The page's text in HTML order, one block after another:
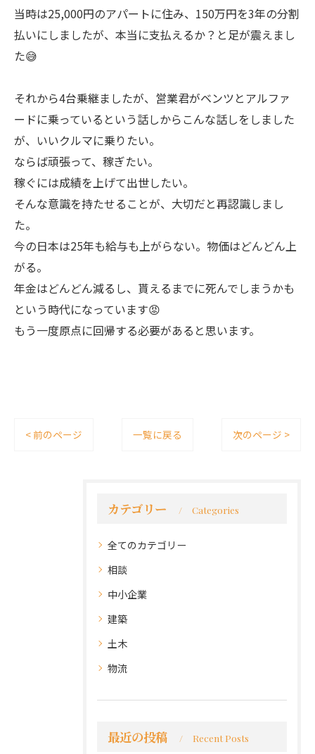
当時は25,000円のアパートに住み、150万円を3年の分割
払いにしましたが、本当に支払えるか？と足が震えまし
た😅
それから4台乗継ましたが、営業君がベンツとアルファ
ードに乗っているという話しからこんな話しをしました
が、いいクルマに乗りたい。
ならば頑張って、稼ぎたい。
稼ぐには成績を上げて出世したい。
そんな意識を持たせることが、大切だと再認識しまし
た。
今の日本は25年も給与も上がらない。物価はどんどん上
がる。
年金はどんどん減るし、貰えるまでに死んでしまうかも
という時代になっています😡
もう一度原点に回帰する必要があると思います。
< 前のページ 一覧に戻る 次のページ >
カテゴリー Categories
全てのカテゴリー
相談
中小企業
建築
土木
物流
最近の投稿 Recent Posts